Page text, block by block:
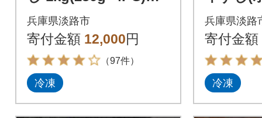
h14801
兵庫県淡路市
寄付金額 12,000円
（97件）
冷凍
兵庫県淡路
寄付金額
冷凍